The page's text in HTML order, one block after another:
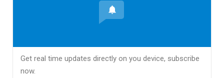
Get real time updates directly on you device, subscribe
now.